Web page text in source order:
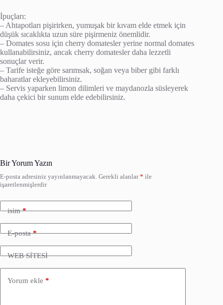
İpuçları:
– Ahtapotları pişirirken, yumuşak bir kıvam elde etmek için
düşük sıcaklıkta uzun süre pişirmeniz önemlidir.
– Domates sosu için cherry domatesler yerine normal domates
kullanabilirsiniz, ancak cherry domatesler daha lezzetli
sonuçlar verir.
– Tarife isteğe göre sarımsak, soğan veya biber gibi farklı
baharatlar ekleyebilirsiniz.
– Servis yaparken limon dilimleri ve maydanozla süsleyerek
daha çekici bir sunum elde edebilirsiniz.
Bir Yorum Yazın
E-posta adresiniz yayınlanmayacak. Gerekli alanlar* ile
işaretlenmişlerdir
isim*
E-posta*
WEB SİTESİ
Yorum ekle *